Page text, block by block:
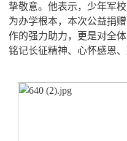
挚敬意。他表示，少年军
为办学根本，本次公益捐
作的强力助力，更是对全
铭记长征精神、心怀感恩、